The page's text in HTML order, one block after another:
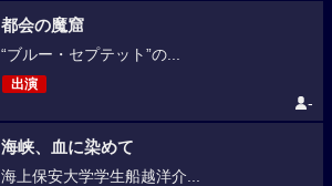
都会の魔窟
“ブルー・セプテット”の...
出演
-
海峡、血に染めて
海上保安大学学生船越洋介...